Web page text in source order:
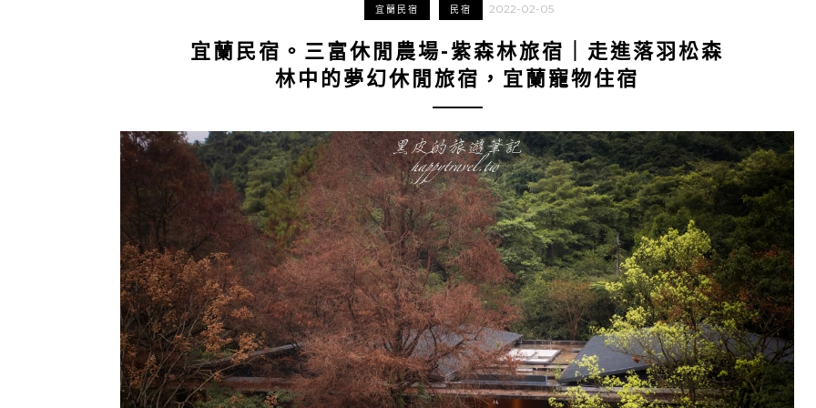
宜蘭民宿 民宿 2022-02-05
宜蘭民宿。三富休閒農場-紫森林旅宿｜走進落羽松森
林中的夢幻休閒旅宿，宜蘭寵物住宿